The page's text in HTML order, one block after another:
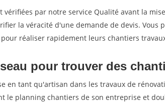
vérifiées par notre service Qualité avant la
la véracité d'une demande de devis. Vous
réaliser rapidement leurs chantiers
pour trouver des
en tant qu'artisan dans les travaux de
le planning chantiers de son entreprise et